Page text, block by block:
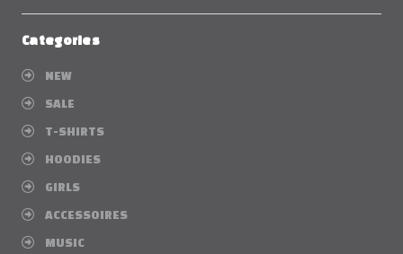
Categories
NEW
SALE
T-SHIRTS
HOODIES
GIRLS
ACCESSOIRES
MUSIC